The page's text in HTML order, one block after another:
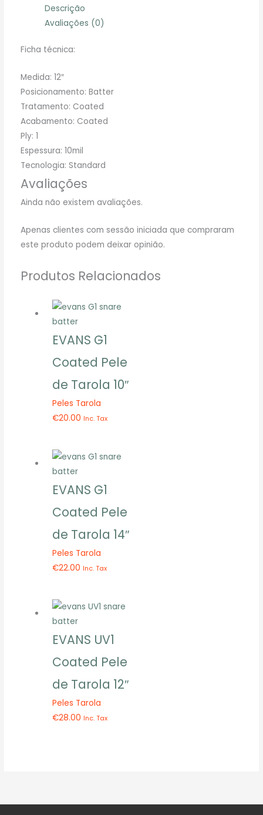
Descrição
Avaliações (0)
Ficha técnica:
Medida: 12″
Posicionamento: Batter
Tratamento: Coated
Acabamento: Coated
Ply: 1
Espessura: 10mil
Tecnologia: Standard
Avaliações
Ainda não existem avaliações.
Apenas clientes com sessão iniciada que compraram
este produto podem deixar opinião.
Produtos Relacionados
EVANS G1
Coated Pele
de Tarola 10″
Peles Tarola
€20.00 Inc. Tax
EVANS G1
Coated Pele
de Tarola 14″
Peles Tarola
€22.00 Inc. Tax
EVANS UV1
Coated Pele
de Tarola 12″
Peles Tarola
€28.00 Inc. Tax